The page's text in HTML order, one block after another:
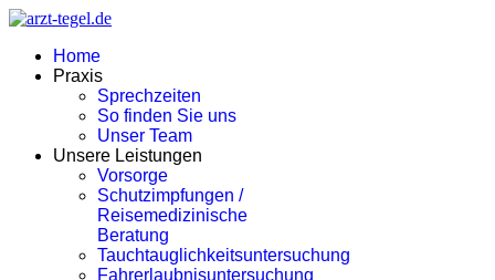
Home
Praxis
Sprechzeiten
So finden Sie uns
Unser Team
Unsere Leistungen
Vorsorge
Schutzimpfungen /
Reisemedizinische
Beratung
Tauchtauglichkeitsuntersuchung
Fahrerlaubnisuntersuchung